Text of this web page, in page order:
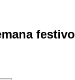
festivo